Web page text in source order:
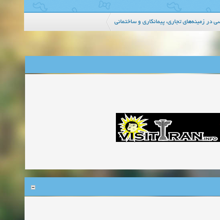
در زمینه‌های تجاری، پیمانکاری و ساختمانی